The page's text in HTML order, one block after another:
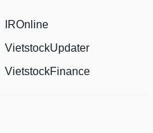
IROnline
VietstockUpdater
VietstockFinance